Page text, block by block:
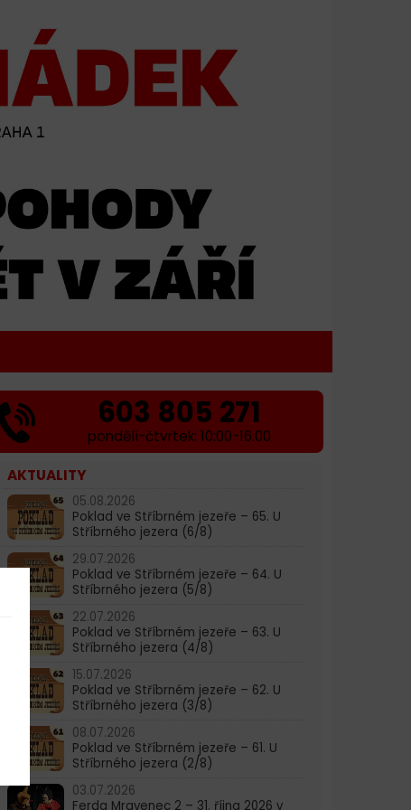
603 805 271
pondělí-čtvrtek: 10:00-16:00
AKTUALITY
05.08.2026
Poklad ve Stříbrném jezeře – 65. U
Stříbrného jezera (6/8)
29.07.2026
Poklad ve Stříbrném jezeře – 64. U
Stříbrného jezera (5/8)
22.07.2026
Poklad ve Stříbrném jezeře – 63. U
Stříbrného jezera (4/8)
15.07.2026
Poklad ve Stříbrném jezeře – 62. U
Stříbrného jezera (3/8)
08.07.2026
Poklad ve Stříbrném jezeře – 61. U
Stříbrného jezera (2/8)
03.07.2026
Ferda Mravenec 2 – 31. října 2026 v